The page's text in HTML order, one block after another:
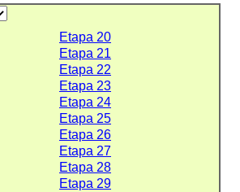
Etapa 20
Etapa 21
Etapa 22
Etapa 23
Etapa 24
Etapa 25
Etapa 26
Etapa 27
Etapa 28
Etapa 29